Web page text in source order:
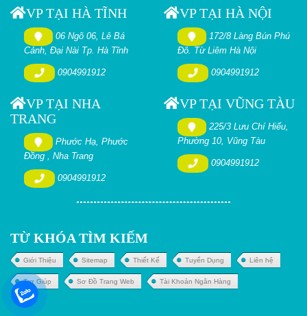
VP TẠI HÀ TĨNH
06 Ngõ 06, Lê Bá
Cảnh, Đại Nài Tp. Hà Tĩnh
0904991912
VP TẠI HÀ NỘI
172/8 Làng Bún Phú
Đô. Từ Liêm Hà Nội
0904991912
VP TẠI NHA
TRANG
Phước Hạ, Phước
Đồng , Nha Trang
0904991912
VP TẠI VŨNG TÀU
225/3 Lưu Chí Hiếu,
Phường 10, Vũng Tàu
0904991912
TỪ KHÓA TÌM KIẾM
Giới Thiệu Sitemap Thiết Kế Tuyển Dụng Liên hệ
Trợ Giúp Sơ Đồ Trang Web Tài Khoản Ngân Hàng